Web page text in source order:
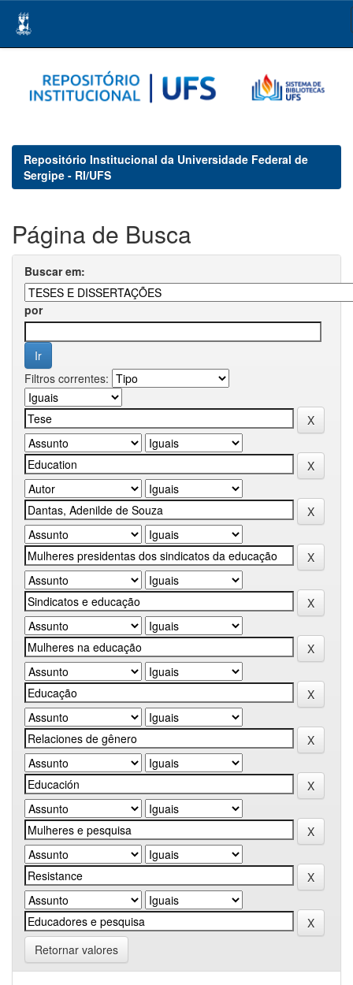
navigation
Repositório Institucional da Universidade Federal de
Sergipe - RI/UFS
Página de Busca
Buscar em:
por
Filtros correntes:
Retornar valores